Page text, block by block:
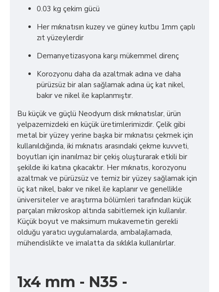
0.03 kg çekim gücü
Her mıknatısın kuzey ve güney kutbu 1mm çaplı
zıt yüzeylerdir
Demanyetizasyona karşı mükemmel direnç
Korozyonu daha da azaltmak adına ve daha
pürüzsüz bir alan sağlamak adına üç kat nikel,
bakır ve nikel ile kaplanmıştır.
Bu küçük ve güçlü Neodyum disk mıknatıslar, ürün
yelpazemizdeki en küçük üretimlerimizdir. Çelik gibi
metal bir yüzey yerine başka bir mıknatısı çekmek için
kullanıldığında, iki mıknatıs arasındaki çekme kuvveti,
boyutları için inanılmaz bir çekiş oluşturarak etkili bir
şekilde iki katına çıkacaktır. Her mıknatıs, korozyonu
azaltmak ve pürüzsüz ve temiz bir yüzey sağlamak için
üç kat nikel, bakır ve nikel ile kaplanır ve genellikle
üniversiteler ve araştırma bölümleri tarafından küçük
parçaları mikroskop altında sabitlemek için kullanılır.
Küçük boyut ve maksimum mukavemetin gerekli
olduğu yaratıcı uygulamalarda, ambalajlamada,
mühendislikte ve imalatta da sıklıkla kullanılırlar.
1x4 mm - N35 -